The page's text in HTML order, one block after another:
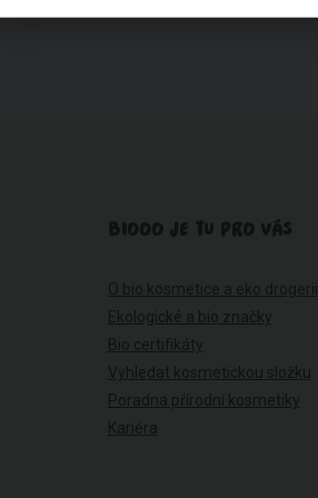
BIOOO JE TU PRO VÁS
O bio kosmetice a eko drogerii
Ekologické a bio značky
Bio certifikáty
Vyhledat kosmetickou složku
Poradna přírodní kosmetiky
Kariéra